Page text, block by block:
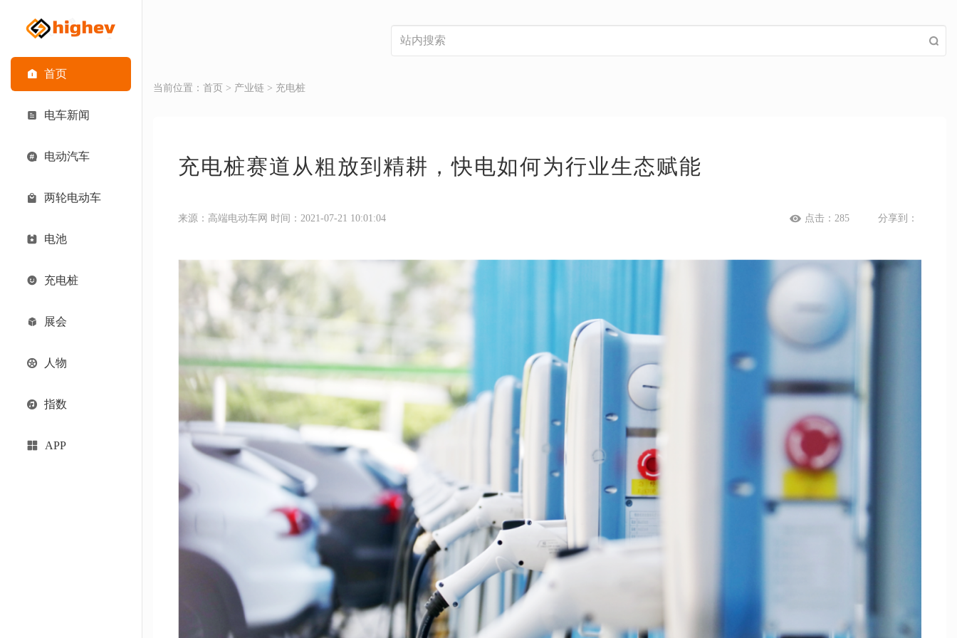
首页
电车新闻
电动汽车
两轮电动车
电池
充电桩
展会
人物
指数
APP
当前位置： 首页 > 产业链 > 充电桩
充电桩赛道从粗放到精耕，快电如何为行业生态赋能
来源：高端电动车网 时间：2021-07-21 10:01:04 点击： 285 分享到：